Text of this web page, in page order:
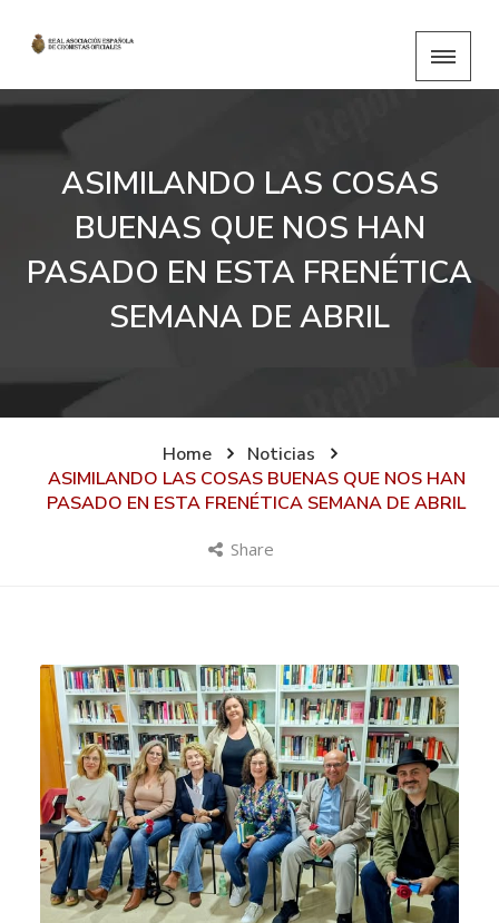
ASIMILANDO LAS COSAS
BUENAS QUE NOS HAN
PASADO EN ESTA FRENÉTICA
SEMANA DE ABRIL
Home
Noticias
ASIMILANDO LAS COSAS BUENAS QUE NOS HAN
PASADO EN ESTA FRENÉTICA SEMANA DE ABRIL
Share